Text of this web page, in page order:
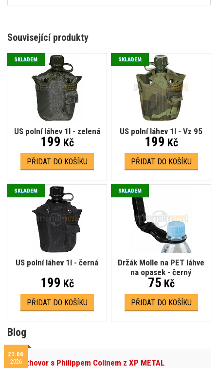
Související produkty
US polní láhev 1l - zelená
SKLADEM
199 Kč
PŘIDAT DO KOŠÍKU
US polní láhev 1l - Vz 95
SKLADEM
199 Kč
PŘIDAT DO KOŠÍKU
US polní láhev 1l - černá
SKLADEM
199 Kč
PŘIDAT DO KOŠÍKU
Držák Molle na PET láhve
na opasek - černý
SKLADEM
75 Kč
PŘIDAT DO KOŠÍKU
Blog
21.06.
2026Rozhovor s Philippem Colinem z XP METAL